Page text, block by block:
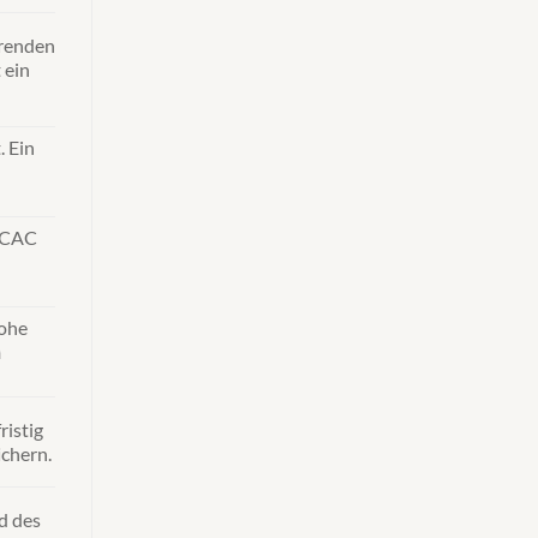
ein
Ein
des